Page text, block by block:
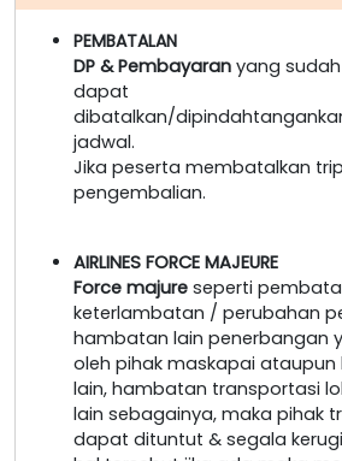
PEMBATALAN
DP & Pembayaran yang
dapat
dibatalkan/
jadwal.
Jika peserta membatalkan
pengembalian.
AIRLINES FORCE MAJEURE
Force majure seperti
keterlambatan / perubahan
hambatan lain penerbangan
oleh pihak maskapai ataupun
lain, hambatan transportasi
lain sebagainya, maka pihak
dapat dituntut & segala